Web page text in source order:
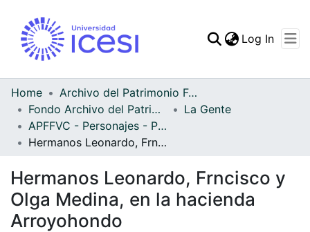
Statistics
Log In
Home
Archivo del Patrimonio Fotográfico y Fílmico del Valle del Cauca
Fondo Archivo del Patrimonio Fotográfico y Fílmico del Valle del Cauca
La Gente
APFFVC - Personajes - Patrimonial
Hermanos Leonardo, Frncisco y Olga Medina, en la hacienda Arroyohondo
Hermanos Leonardo, Frncisco y
Olga Medina, en la hacienda
Arroyohondo